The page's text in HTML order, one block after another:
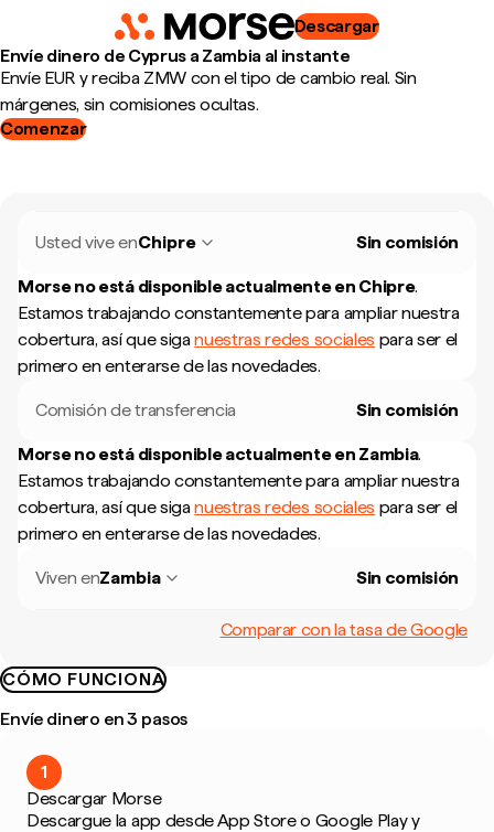
Descargar
Envíe dinero de Cyprus a Zambia al instante
Envíe EUR y reciba ZMW con el tipo de cambio real. Sin
márgenes, sin comisiones ocultas.
Comenzar
Usted vive enChipre Sin comisión
Morse no está disponible actualmente en Chipre.
Estamos trabajando constantemente para ampliar nuestra
cobertura, así que siganuestras redes sociales para ser el
primero en enterarse de las novedades.
Comisión de transferencia Sin comisión
Morse no está disponible actualmente en Zambia.
Estamos trabajando constantemente para ampliar nuestra
cobertura, así que siganuestras redes sociales para ser el
primero en enterarse de las novedades.
Viven enZambia Sin comisión
Comparar con la tasa de Google
CÓMO FUNCIONA
Envíe dinero en 3 pasos
1
Descargar Morse
Descargue la app desde App Store o Google Play y